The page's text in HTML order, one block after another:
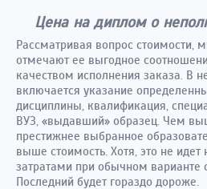
Цена на диплом о
Рассматривая вопрос стоимости,
отмечают ее выгодное
качеством исполнения заказа. В
включается указание
дисциплины, квалификация,
ВУЗ, «выдавший» образец. Чем
престижнее выбранное
выше стоимость. Хотя, это не
затратами при обычном варианте
Последний будет гораздо дороже.